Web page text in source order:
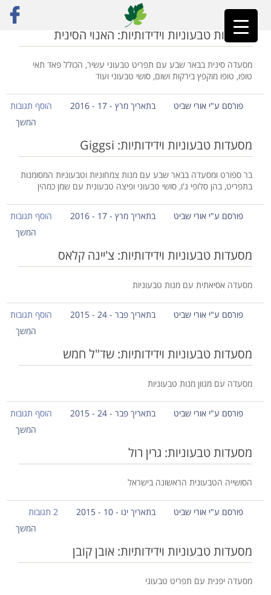
ראשי»סושי טבעוני
מסעדות טבעוניות וידידותיות: האנוי הסינית
מסעדה סינית בבאר שבע עם תפריט טבעוני עשיר, הכולל פאד תאי
טופו, טופו מוקפץ בירקות ושום, סושי טבעוני ועוד
פורסם ע"י אורי שביט בתאריך מרץ - 17 - 2016
הוסף תגובות
המשך
מסעדות טבעוניות וידידותיות: Giggsi
בר ספורט ומסעדה בבאר שבע עם מנות צמחוניות וטבעוניות המסומנות
בתפריט, בהן סלופי ג'ו, סושי טבעוני ופיצה טבעונית עם שמן כמהין
פורסם ע"י אורי שביט בתאריך מרץ - 17 - 2016
הוסף תגובות
המשך
מסעדות טבעוניות וידידותיות: צ'יינה קלאס
מסעדה אסיאתית עם מנות טבעוניות
פורסם ע"י אורי שביט בתאריך פבר - 24 - 2015
הוסף תגובות
המשך
מסעדות טבעוניות וידידותיות: שד"ל חמש
מסעדה עם מגוון מנות טבעוניות
פורסם ע"י אורי שביט בתאריך פבר - 24 - 2015
הוסף תגובות
המשך
מסעדות טבעוניות: גרין רול
הסושייה הטבעונית הראשונה בישראל
פורסם ע"י אורי שביט בתאריך ינו - 10 - 2015
2 תגובות
המשך
מסעדות טבעוניות וידידותיות: אובן קובן
מסעדה יפנית עם תפריט טבעוני